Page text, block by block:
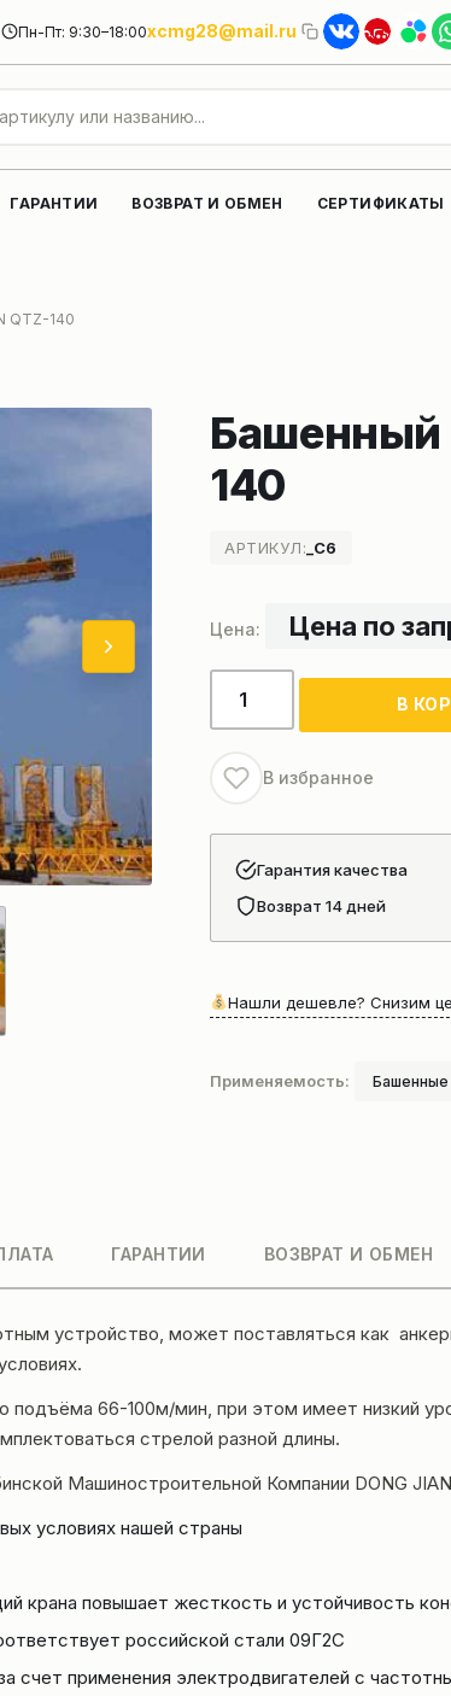
Пн-Пт: 9:30–18:00xcmg28@mail.ru
ГАРАНТИИ ВОЗВРАТ И ОБМЕН СЕРТИФИКАТЫ
QTZ-140
Башенный
140
АРТИКУЛ: _C6
Цена по
Количество
товара
кран
DONG
JIAN
QTZ-
140
В
В избранное
Гарантия качества
Возврат 14 дней
Нашли дешевле? Снизим
Применяемость: Башенные
ГАРАНТИИ ВОЗВРАТ И ОБМЕН
устройство, может поставляться как
66-100м/мин, при этом имеет низкий
стрелой разной длины.
Машиностроительной Компании DONG
условиях нашей страны
крана повышает жесткость и устойчивость
российской стали 09Г2С
счет применения электродвигателей с